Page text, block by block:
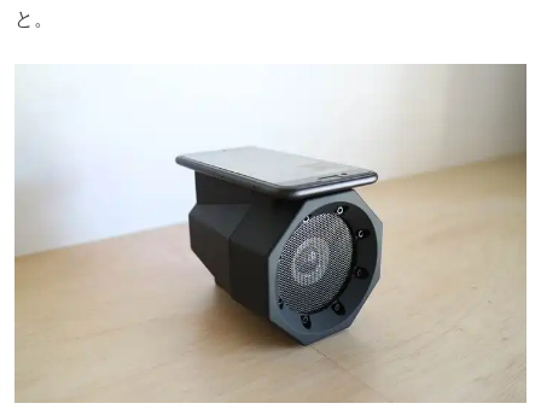
と。